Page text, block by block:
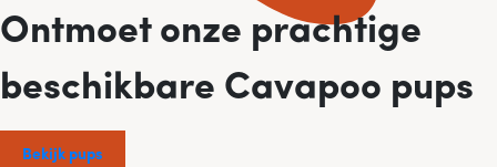
Ontmoet onze prachtige
beschikbare Cavapoo pups
Bekijk pups